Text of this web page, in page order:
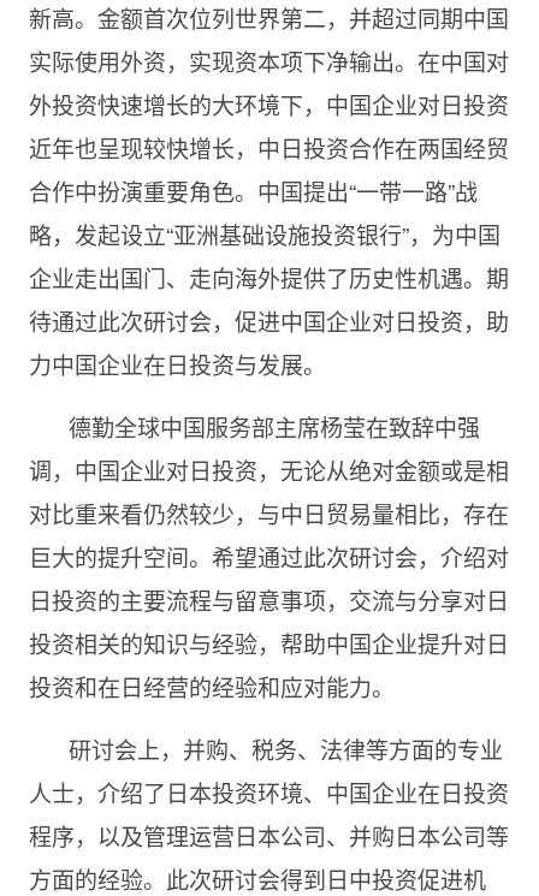
新高。金额首次位列世界第二，并超过同期中国
实际使用外资，实现资本项下净输出。在中国对
外投资快速增长的大环境下，中国企业对日投资
近年也呈现较快增长，中日投资合作在两国经贸
合作中扮演重要角色。中国提出“一带一路”战
略，发起设立“亚洲基础设施投资银行”，为中国
企业走出国门、走向海外提供了历史性机遇。期
待通过此次研讨会，促进中国企业对日投资，助
力中国企业在日投资与发展。
德勤全球中国服务部主席杨莹在致辞中强
调，中国企业对日投资，无论从绝对金额或是相
对比重来看仍然较少，与中日贸易量相比，存在
巨大的提升空间。希望通过此次研讨会，介绍对
日投资的主要流程与留意事项，交流与分享对日
投资相关的知识与经验，帮助中国企业提升对日
投资和在日经营的经验和应对能力。
研讨会上，并购、税务、法律等方面的专业
人士，介绍了日本投资环境、中国企业在日投资
程序，以及管理运营日本公司、并购日本公司等
方面的经验。此次研讨会得到日中投资促进机